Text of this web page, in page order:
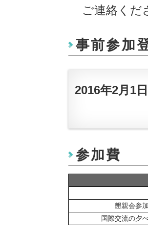
ご連絡くだ
事前参加
2016年2月1
参加費
懇親会参
国際交流の夕